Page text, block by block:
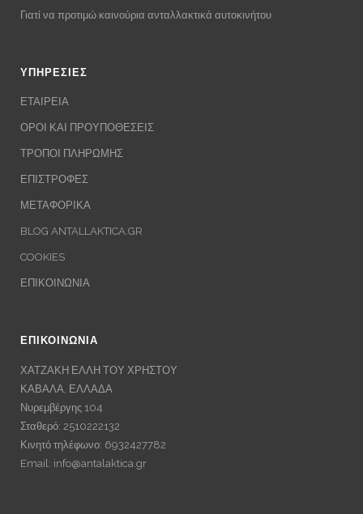
Γιατί να προτιμώ καινούρια ανταλλακτικά αυτοκινήτου
ΥΠΗΡΕΣΙΕΣ
ΕΤΑΙΡΕΙΑ
ΟΡΟΙ ΚΑΙ ΠΡΟΥΠΟΘΕΣΕΙΣ
ΤΡΟΠΟΙ ΠΛΗΡΩΜΗΣ
ΕΠΙΣΤΡΟΦΕΣ
ΜΕΤΑΦΟΡΙΚΑ
BLOG ANTALLAKTICA.GR
COOKIES
ΕΠΙΚΟΙΝΩΝΙΑ
ΕΠΙΚΟΙΝΩΝΙΑ
ΧΑΤΖΑΚΗ ΕΛΛΗ ΤΟΥ ΧΡΗΣΤΟΥ
ΚΑΒΑΛΑ, ΕΛΛΑΔΑ
Νυρεμβέργης 104
Σταθερό: 2510222132
Κινητό τηλέφωνο: 6932427782
Email: info@antalaktica.gr